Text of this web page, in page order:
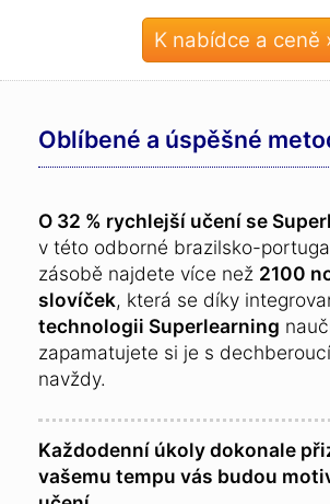
K nabídce a ceně
Oblíbené a úspěšné
O 32 % rychlejší učení se
v této odborné brazilsko-
zásobě najdete více než 2100
slovíček, která se díky
technologii Superlearning
zapamatujete si je s
navždy.
Každodenní úkoly dokonale
vašemu tempu vás budou